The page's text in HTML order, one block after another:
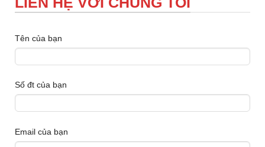
Tên của bạn
Số đt của bạn
Email của bạn